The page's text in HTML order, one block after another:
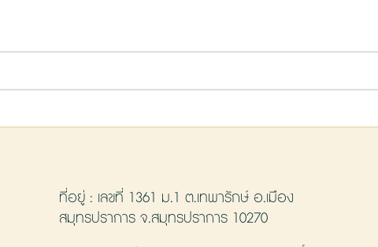
ที่อยู่ : เลขที่ 1361 ม.1 ต.เทพารักษ์ อ.เมือง
สมุทรปราการ จ.สมุทรปราการ 10270